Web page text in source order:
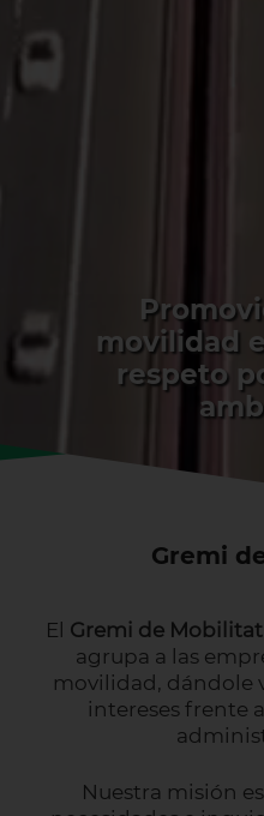
movilidad
respeto
Gremi
El Gremi de Mobilitat
agrupa a las
movilidad, dándole
intereses frente
Nuestra misión